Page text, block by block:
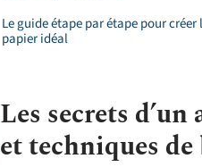
Le guide étape par étape pour créer
papier idéal
Les secrets
et techniques de